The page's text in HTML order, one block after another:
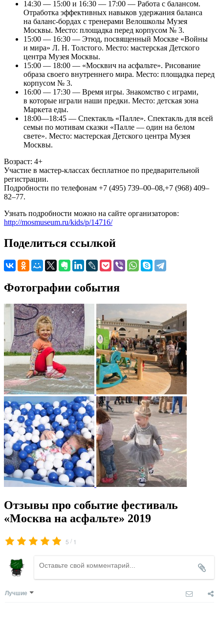
14:30 — 15:00 и 16:30 — 17:00 — Работа с балансом.
Отработка эффективных навыков удержания баланса
на баланс-бордах с тренерами Велошколы Музея
Москвы. Место: площадка перед корпусом № 3.
15:00 — 16:30 — Этюд, посвященный Москве «Войны
и мира» Л. Н. Толстого. Место: мастерская Детского
центра Музея Москвы.
15:00 — 18:00 — «Москвич на асфальте». Рисование
образа своего внутреннего мира. Место: площадка перед
корпусом № 3.
16:00 — 17:30 — Время игры. Знакомство с играми,
в которые играли наши предки. Место: детская зона
Маркета еды.
18:00—18:45 — Спектакль «Палле». Спектакль для всей
семьи по мотивам сказки «Палле — один на белом
свете». Место: мастерская Детского центра Музея
Москвы.
Возраст: 4+
Участие в мастер-классах бесплатное по предварительной
регистрации.
Подробности по телефонам +7 (495) 739–00–08,+7 (968) 409–
82–77.
Узнать подробности можно на сайте организаторов:
http://mosmuseum.ru/kids/p/14716/
Поделиться ссылкой
Фотографии события
Отзывы про событие фестиваль
«Москва на асфальте» 2019
5 / 1
Лучшие